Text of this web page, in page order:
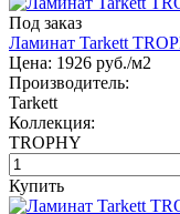
Под заказ
Ламинат Tarkett
Цена: 1926 руб./м2
Производитель:
Tarkett
Коллекция:
TROPHY
Купить